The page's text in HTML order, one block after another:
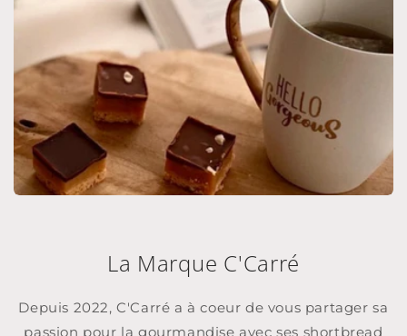
La Marque C'Carré
Depuis 2022, C'Carré a à coeur de vous partager sa
passion pour la gourmandise avec ses shortbread